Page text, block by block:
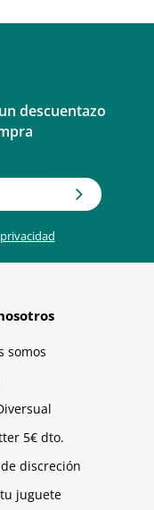
descuentazo
somos
5€ dto.
discreción
juguete